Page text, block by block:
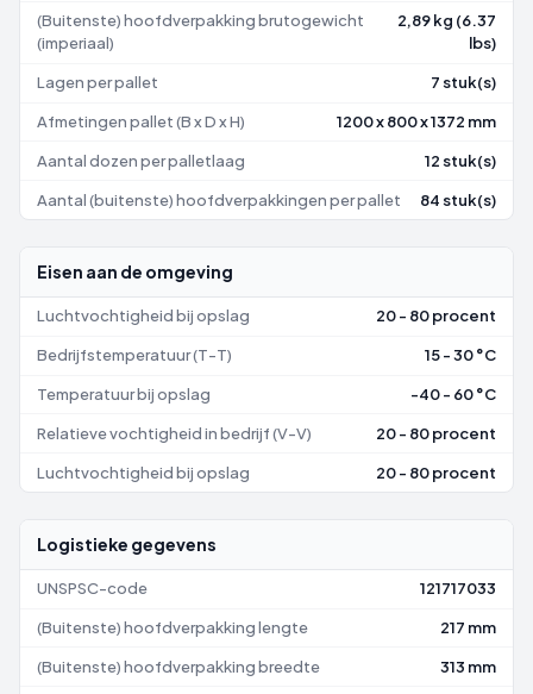
(Buitenste) hoofdverpakking brutogewicht
(imperiaal)
2,89 kg (6.37
lbs)
Lagen per pallet 7 stuk(s)
Afmetingen pallet (B x D x H) 1200 x 800 x 1372 mm
Aantal dozen per palletlaag 12 stuk(s)
Aantal (buitenste) hoofdverpakkingen per pallet 84 stuk(s)
Eisen aan de omgeving
Luchtvochtigheid bij opslag 20 - 80 procent
Bedrijfstemperatuur (T-T) 15 - 30 °C
Temperatuur bij opslag -40 - 60 °C
Relatieve vochtigheid in bedrijf (V-V) 20 - 80 procent
Luchtvochtigheid bij opslag 20 - 80 procent
Logistieke gegevens
UNSPSC-code 121717033
(Buitenste) hoofdverpakking lengte 217 mm
(Buitenste) hoofdverpakking breedte 313 mm